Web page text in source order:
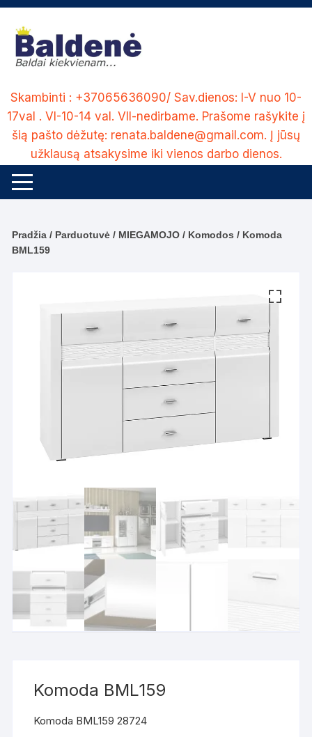
Skip
content
Skambinti : +37065636090/ Sav.dienos: I-V nuo 10-
17val . VI-10-14 val. VII-nedirbame. Prašome rašykite į
šią pašto dėžutę: renata.baldene@gmail.com. Į jūsų
užklausą atsakysime iki vienos darbo dienos.
Pradžia / Parduotuvė / MIEGAMOJO / Komodos / Komoda
BML159
Komoda BML159
Komoda BML159 28724